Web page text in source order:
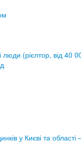
(рієлтор, від 40
у Києві та